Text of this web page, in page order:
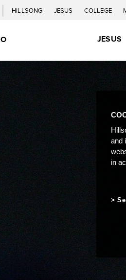
HILLSONG JESUS COLLEGE
JESUS
and
in